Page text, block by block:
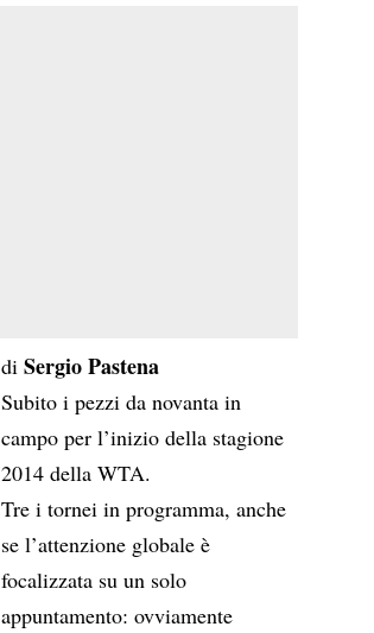
diSergio Pastena
Subito i pezzi da novanta in
campo per l’inizio della stagione
2014 della WTA.
Tre i tornei in programma, anche
se l’attenzione globale è
focalizzata su un solo
appuntamento: ovviamente